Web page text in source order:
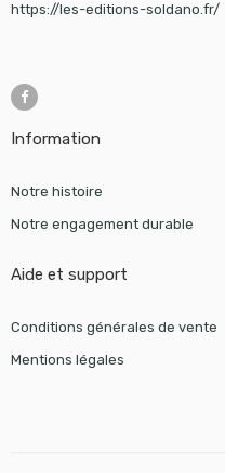
https://les-editions-soldano.fr/
Information
Notre histoire
Notre engagement durable
Aide et support
Conditions générales de vente
Mentions légales